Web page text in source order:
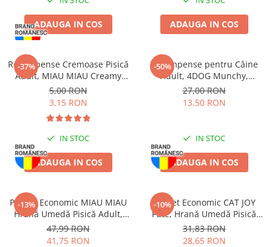
ADAUGA IN COS ADAUGA IN COS
-37%
Recompense Cremoase Pisică
Adult, MIAU MIAU Creamy
Snacks, Pui, 4x15g
5,00 RON
3,15 RON
IN STOC
ADAUGA IN COS
-50%
Recompense pentru Câine
Adult, 4DOG Munchy,
Batoane, Vită, 12.5cm, 100
bucăți
27,00 RON
13,50 RON
IN STOC
ADAUGA IN COS
-13%
Pachet Economic MIAU MIAU
Hrană Umedă Pisică Adult,
Sterilizată, Pui în sos, 24x100g
47,99 RON
41,75 RON
-10%
Pachet Economic CAT JOY
Pate, Hrană Umedă Pisică
Adult, Pasăre, 16x100g
31,83 RON
28,65 RON